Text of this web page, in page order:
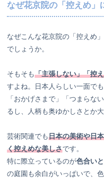
なぜ花京院の「控えめ」
なぜこんな花京院の「控えめ
でしょうか。
そもそも「主張しない」「控
すよね。日本人らしい一面でも
「おかげさまで」「つまらな
るし、人柄も奥ゆかしさとか
芸術関連でも日本の美術や日
く控えめな美しさです。
特に際立っているのが色合い
の庭園も余白がいっぱいで、